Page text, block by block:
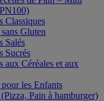
Classiques
Gluten
Salés
Sucrés
aux Céréales et aux
les Enfants
Pain à hamburger)